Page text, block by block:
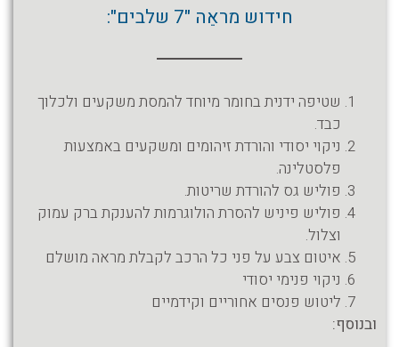
חידוש מראֵה "7 שלבים":
שטיפה ידנית בחומר מיוחד להמסת משקעים ולכלוך
כבד.
ניקוי יסודי והורדת זיהומים ומשקעים באמצעות
פלסטלינה.
פוליש גס להורדת שריטות.
פוליש פיניש להסרת הולוגרמות להענקת ברק עמוק
וצלול.
איטום צבע על פני כל הרכב לקבלת מראה מושלם
ניקוי פנימי יסודי
ליטוש פנסים אחוריים וקידמיים
ובנוסף: